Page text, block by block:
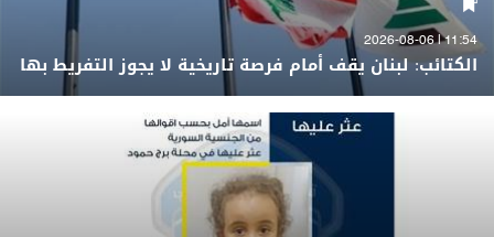
11:54 | 2026-08-06
الكتائب: لبنان يقف أمام فرصة تاريخية لا يجوز التفريط بها